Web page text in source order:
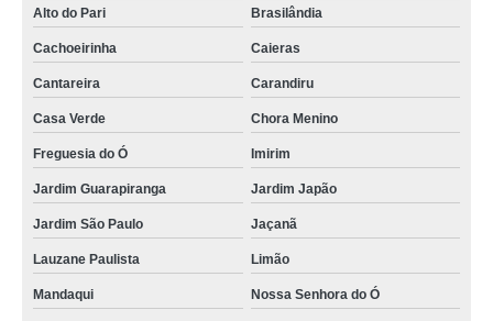
Alto do Pari
Brasilândia
Cachoeirinha Caieras
Cantareira Carandiru
Casa Verde Chora Menino
Freguesia do Ó Imirim
Jardim Guarapiranga Jardim Japão
Jardim São Paulo Jaçanã
Lauzane Paulista Limão
Mandaqui Nossa Senhora do Ó